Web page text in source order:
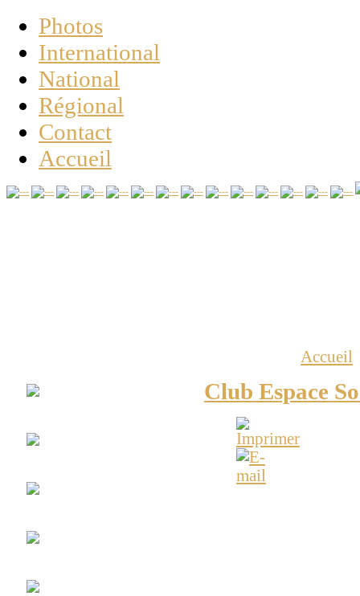
Photos
International
National
Régional
Contact
Accueil
Accueil
Club Espace